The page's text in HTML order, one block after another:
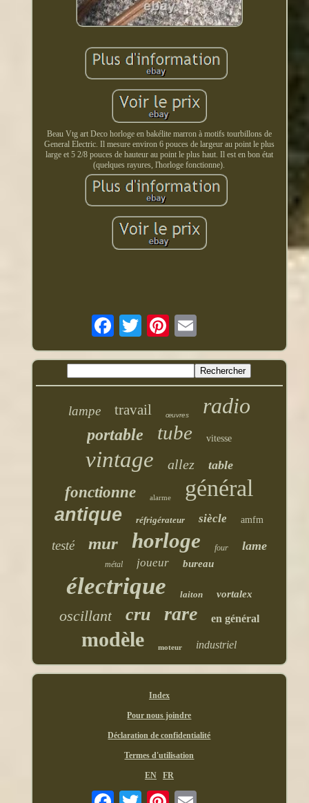
Beau Vtg art Deco horloge en bakélite marron à motifs tourbillons de
General Electric. Il mesure environ 6 pouces de largeur au point le plus
large et 5 2/8 pouces de hauteur au point le plus haut. Il est en bon état
(quelques rayures, l'horloge fonctionne).
lampe travail œuvres radio
portable tube vitesse
vintage allez table
fonctionne alarme général
antique réfrigérateur siècle amfm
testé mur horloge four lame
métal joueur bureau
électrique laiton vortalex
oscillant cru rare en général
modèle moteur industriel
Index
Pour nous joindre
Déclaration de confidentialité
Termes d'utilisation
EN FR